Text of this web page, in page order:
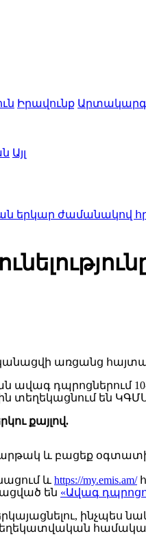
Իրավունք
Այլ
հրաժեշտ
ավագ դպրոցներում
տեղեկացնում են
քայլով.
և բացեք
և https://my.emis.am/
են «Ավագ
ինչպես